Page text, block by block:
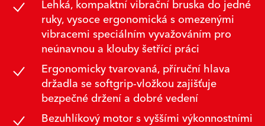
Lehká, kompaktní vibrační bruska do jedné
ruky, vysoce ergonomická s omezenými
vibracemi speciálním vyvažováním pro
neúnavnou a klouby šetřící práci
Ergonomicky tvarovaná, příruční hlava
držadla se softgrip-vložkou zajišťuje
bezpečné držení a dobré vedení
Bezuhlíkový motor s vyššími výkonnostními